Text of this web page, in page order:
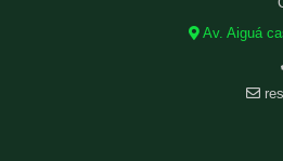
Av. Aiguá